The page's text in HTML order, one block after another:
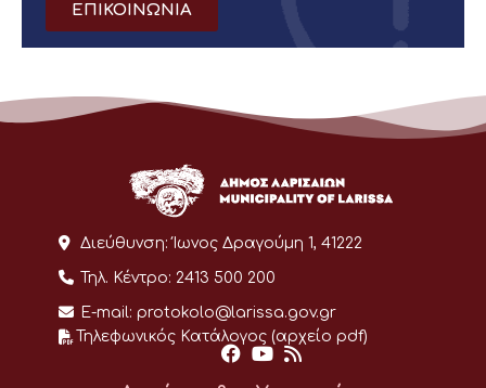
ΕΠΙΚΟΙΝΩΝΙΑ
Διεύθυνση: Ίωνος Δραγούμη 1, 41222
Τηλ. Κέντρο: 2413 500 200
E-mail: protokolo@larissa.gov.gr
Τηλεφωνικός Κατάλογος (αρχείο pdf)